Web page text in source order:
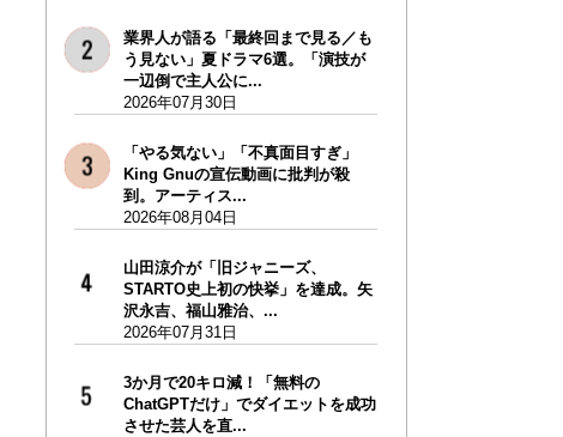
業界人が語る「最終回まで見る／も
う見ない」夏ドラマ6選。「演技が
一辺倒で主人公に...
2026年07月30日
「やる気ない」「不真面目すぎ」
King Gnuの宣伝動画に批判が殺
到。アーティス...
2026年08月04日
山田涼介が「旧ジャニーズ、
STARTO史上初の快挙」を達成。矢
沢永吉、福山雅治、...
2026年07月31日
3か月で20キロ減！「無料の
ChatGPTだけ」でダイエットを成功
させた芸人を直...